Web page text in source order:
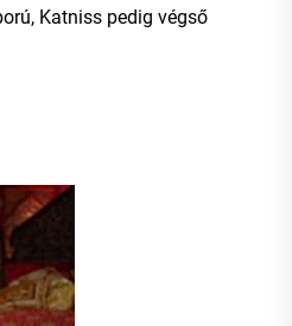
Katniss pedig végső